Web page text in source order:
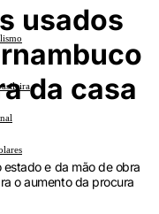
usados
da casa
e da mão de obra
o aumento da procura